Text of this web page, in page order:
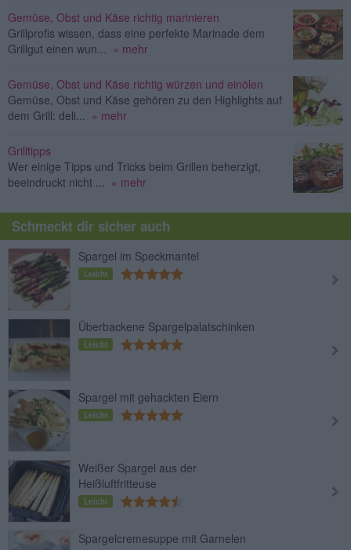
Gemüse, Obst und Käse richtig marinieren
Grillprofis wissen, dass eine perfekte Marinade dem
Grillgut einen wun... » mehr
Gemüse, Obst und Käse richtig würzen und einölen
Gemüse, Obst und Käse gehören zu den Highlights auf
dem Grill: deli... » mehr
Grilltipps
Wer einige Tipps und Tricks beim Grillen beherzigt,
beeindruckt nicht ... » mehr
Schmeckt dir sicher auch
Spargel im Speckmantel
Leicht
Überbackene Spargelpalatschinken
Leicht
Spargel mit gehackten Eiern
Leicht
Weißer Spargel aus der
Heißluftfritteuse
Leicht
Spargelcremesuppe mit Garnelen